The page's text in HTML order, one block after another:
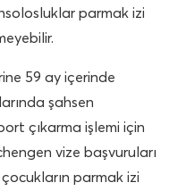
parmak izi
59 ay içerinde
şahsen
çıkarma işlemi için
vize başvuruları
parmak izi